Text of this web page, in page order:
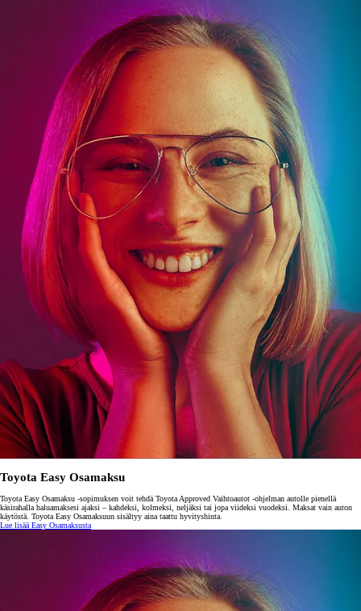
Toyota Easy Osamaksu
Toyota Easy Osamaksu -sopimuksen voit tehdä Toyota Approved Vaihtoautot -ohjelman autolle pienellä
käsirahalla haluamaksesi ajaksi – kahdeksi, kolmeksi, neljäksi tai jopa viideksi vuodeksi. Maksat vain auton
käytöstä. Toyota Easy Osamaksuun sisältyy aina taattu hyvityshinta.
Lue lisää Easy Osamaksusta